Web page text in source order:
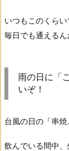
いつもこのくらい
毎日でも通えるん
雨の日に「
いぞ！
台風の日の「串焼
飲んでいる間中、